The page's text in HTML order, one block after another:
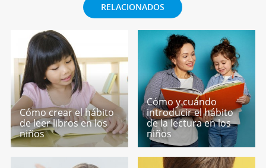
RELACIONADOS
Cómo crear el hábito
de leer libros en los
niños
Cómo y cuándo
introducir el hábito
de la lectura en los
niños